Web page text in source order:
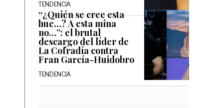
TENDENCIA
“¿Quién se cree esta
hue…? A esta mina
no…”: el brutal
descargo del líder de
La Cofradía contra
Fran García-Huidobro
TENDENCIA